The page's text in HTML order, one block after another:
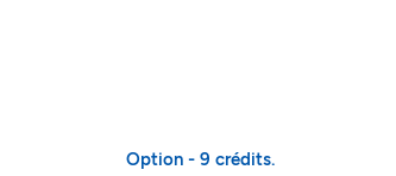
Option - 9 crédits.